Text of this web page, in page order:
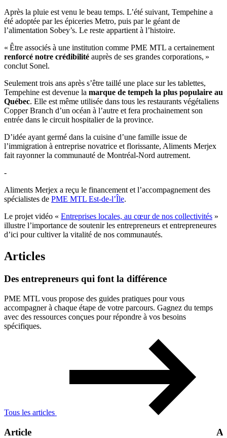
Après la pluie est venu le beau temps. L’été suivant, Tempehine a
été adoptée par les épiceries Metro, puis par le géant de
l’alimentation Sobey’s. Le reste appartient à l’histoire.
« Être associés à une institution comme PME MTL a certainement
renforcé notre crédibilité auprès de ses grandes corporations, »
conclut Sonel.
Seulement trois ans après s’être taillé une place sur les tablettes,
Tempehine est devenue la marque de tempeh la plus populaire au
Québec. Elle est même utilisée dans tous les restaurants végétaliens
Copper Branch d’un océan à l’autre et fera prochainement son
entrée dans le circuit hospitalier de la province.
D’idée ayant germé dans la cuisine d’une famille issue de
l’immigration à entreprise novatrice et florissante, Aliments Merjex
fait rayonner la communauté de Montréal-Nord autrement.
-
Aliments Merjex a reçu le financement et l’accompagnement des
spécialistes de PME MTL Est-de-l’Île.
Le projet vidéo « Entreprises locales, au cœur de nos collectivités »
illustre l’importance de soutenir les entrepreneurs et entrepreneures
d’ici pour cultiver la vitalité de nos communautés.
Articles
Des entrepreneurs qui font la différence
PME MTL vous propose des guides pratiques pour vous
accompagner à chaque étape de votre parcours. Gagnez du temps
avec des ressources conçues pour répondre à vos besoins
spécifiques.
Tous les articles
Article